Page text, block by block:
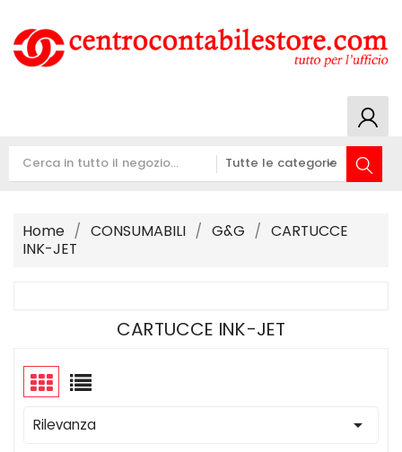
Home CONSUMABILI G&G
CARTUCCE
INK-JET
CARTUCCE INK-JET
Rilevanza 